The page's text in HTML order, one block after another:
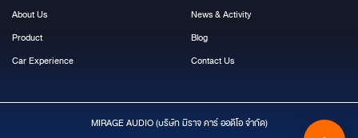
About Us
Product
Car Experience
News & Activity
Blog
Contact Us
MIRAGE AUDIO (บริษัท มีราจ คาร์ ออดิโอ จำกัด)